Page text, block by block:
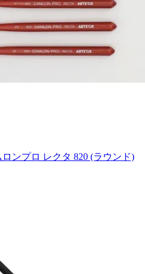
ンプロ レクタ 820 (ラウンド)